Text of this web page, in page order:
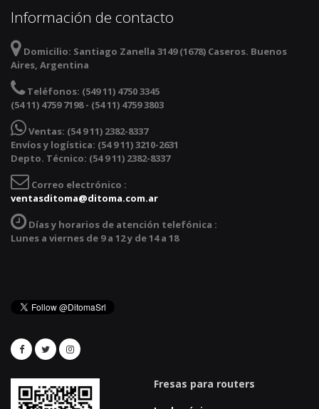
Información de contacto
Domicilio: Santiago Zanella 3149 (1678) Caseros. Buenos
Aires, Argentina
Teléfonos: (549 11) 4750 3345
(54 11) 4759 7198 - (54 11) 4759 3803
Ventas: (54 9 11) 2382-8337
Envíos y logística: (54 9 11) 3210-2631
Depto. Técnico: (54 9 11) 2382-8337
Correo electrónico :
ventasditoma@ditoma.com.ar
Días y horarios de atención telefónica :
Lunes a viernes de 9 a 12 y de 14 a 18
Fresas para routers